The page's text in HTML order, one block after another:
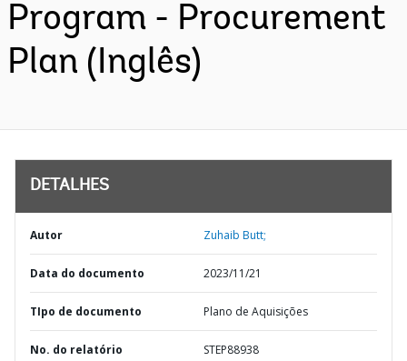
Program - Procurement
Plan (Inglês)
DETALHES
Autor Zuhaib Butt;
Data do documento 2023/11/21
TIpo de documento Plano de Aquisições
No. do relatório STEP88938